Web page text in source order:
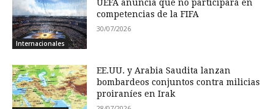
Internacionales
UEFA anuncia que no participará en
competencias de la FIFA
30/07/2026
EE.UU. y Arabia Saudita lanzan
bombardeos conjuntos contra milicias
proiraníes en Irak